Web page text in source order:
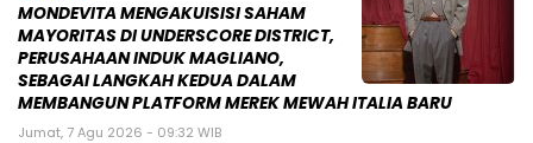
MONDEVITA MENGAKUISISI SAHAM
MAYORITAS DI UNDERSCORE DISTRICT,
PERUSAHAAN INDUK MAGLIANO,
SEBAGAI LANGKAH KEDUA DALAM
MEMBANGUN PLATFORM MEREK MEWAH ITALIA BARU
Jumat, 7 Agu 2026 - 09:32 WIB